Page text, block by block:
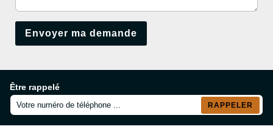
Être rappelé